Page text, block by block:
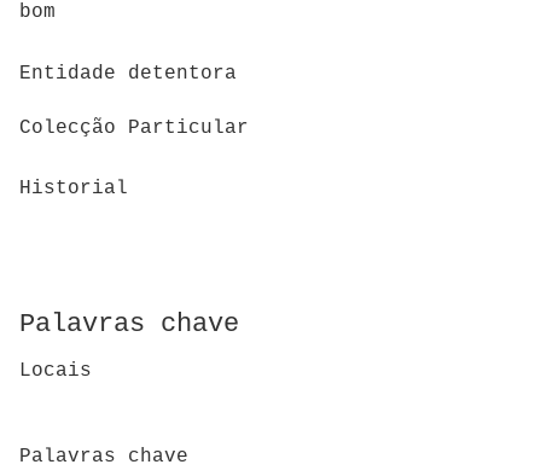
bom
Entidade detentora
Colecção Particular
Historial
Palavras chave
Locais
Palavras chave